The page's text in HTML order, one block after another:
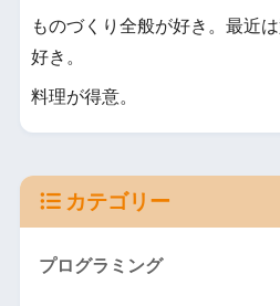
ものづくり全般が好き。最近
好き。
料理が得意。
カテゴリー
プログラミング